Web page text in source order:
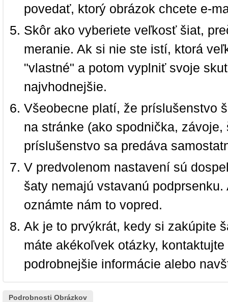
povedať, ktorý obrázok chcete e-
Skôr ako vyberiete veľkosť šiat,
meranie. Ak si nie ste istí, ktorá
"vlastné" a potom vyplniť svoje
najvhodnejšie.
Všeobecne platí, že príslušenstvo
na stránke (ako spodnička,
príslušenstvo sa predáva
V predvolenom nastavení sú
šaty nemajú vstavanú
oznámte nám to vopred.
Ak je to prvýkrát, kedy si zakúpite
máte akékoľvek otázky,
podrobnejšie informácie alebo
Podrobnosti Obrázkov